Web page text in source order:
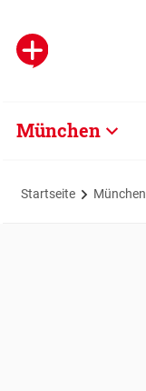
München
Startseite München